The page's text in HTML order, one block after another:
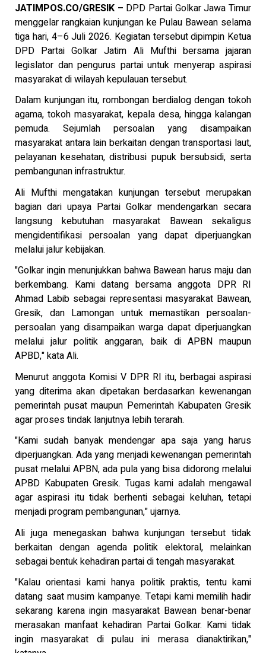
JATIMPOS.CO/GRESIK – DPD Partai Golkar Jawa Timur
menggelar rangkaian kunjungan ke Pulau Bawean selama
tiga hari, 4–6 Juli 2026. Kegiatan tersebut dipimpin Ketua
DPD Partai Golkar Jatim Ali Mufthi bersama jajaran
legislator dan pengurus partai untuk menyerap aspirasi
masyarakat di wilayah kepulauan tersebut.
Dalam kunjungan itu, rombongan berdialog dengan tokoh
agama, tokoh masyarakat, kepala desa, hingga kalangan
pemuda. Sejumlah persoalan yang disampaikan
masyarakat antara lain berkaitan dengan transportasi laut,
pelayanan kesehatan, distribusi pupuk bersubsidi, serta
pembangunan infrastruktur.
Ali Mufthi mengatakan kunjungan tersebut merupakan
bagian dari upaya Partai Golkar mendengarkan secara
langsung kebutuhan masyarakat Bawean sekaligus
mengidentifikasi persoalan yang dapat diperjuangkan
melalui jalur kebijakan.
"Golkar ingin menunjukkan bahwa Bawean harus maju dan
berkembang. Kami datang bersama anggota DPR RI
Ahmad Labib sebagai representasi masyarakat Bawean,
Gresik, dan Lamongan untuk memastikan persoalan-
persoalan yang disampaikan warga dapat diperjuangkan
melalui jalur politik anggaran, baik di APBN maupun
APBD," kata Ali.
Menurut anggota Komisi V DPR RI itu, berbagai aspirasi
yang diterima akan dipetakan berdasarkan kewenangan
pemerintah pusat maupun Pemerintah Kabupaten Gresik
agar proses tindak lanjutnya lebih terarah.
"Kami sudah banyak mendengar apa saja yang harus
diperjuangkan. Ada yang menjadi kewenangan pemerintah
pusat melalui APBN, ada pula yang bisa didorong melalui
APBD Kabupaten Gresik. Tugas kami adalah mengawal
agar aspirasi itu tidak berhenti sebagai keluhan, tetapi
menjadi program pembangunan," ujarnya.
Ali juga menegaskan bahwa kunjungan tersebut tidak
berkaitan dengan agenda politik elektoral, melainkan
sebagai bentuk kehadiran partai di tengah masyarakat.
"Kalau orientasi kami hanya politik praktis, tentu kami
datang saat musim kampanye. Tetapi kami memilih hadir
sekarang karena ingin masyarakat Bawean benar-benar
merasakan manfaat kehadiran Partai Golkar. Kami tidak
ingin masyarakat di pulau ini merasa dianaktirikan,"